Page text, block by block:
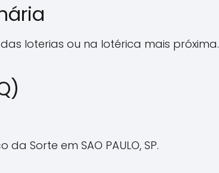
loterias ou na lotérica mais próxima.
Sorte em SAO PAULO, SP.